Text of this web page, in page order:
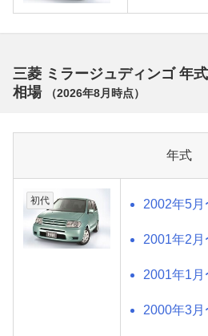
三菱 ミラージュディンゴ 年
相場
（2026年8月 時点）
年式
初代 2002年5月
2001年2月
2001年1月
2000年3月